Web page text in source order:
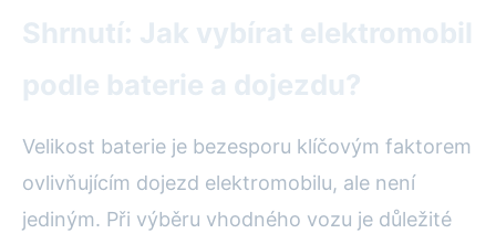
Shrnutí: Jak vybírat elektromobil
podle baterie a dojezdu?
Velikost baterie je bezesporu klíčovým faktorem
ovlivňujícím dojezd elektromobilu, ale není
jediným. Při výběru vhodného vozu je důležité